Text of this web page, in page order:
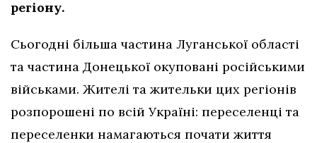
регіону.
Сьогодні більша частина Луганської області
та частина Донецької окуповані російськими
військами. Жителі та жительки цих регіонів
розпорошені по всій Україні: переселенці та
переселенки намагаються почати життя